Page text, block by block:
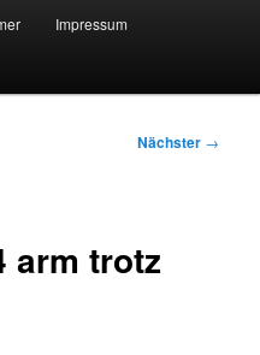
und
Impressum
Nächster →
arm trotz